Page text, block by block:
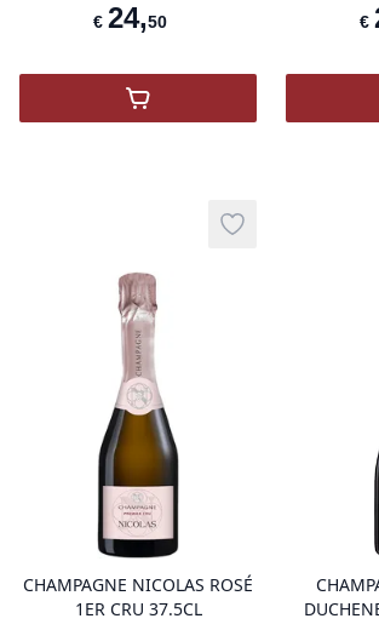
€ 24,50
,Champagne Nicolas
€
CHAMPAGNE NICOLAS ROSÉ
1ER CRU 37.5CL
Add to wishlist
product